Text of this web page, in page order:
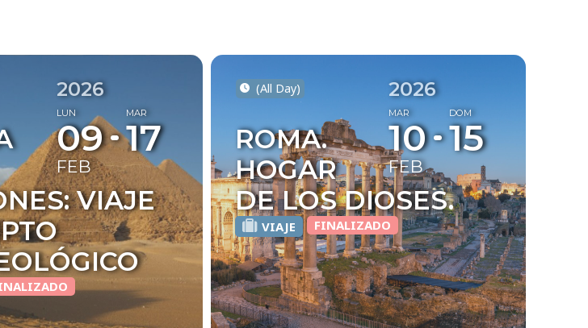
2026
LUN
09
FEB
MAR
17
VIAJE
2026
MAR
10
FEB
DOM
15
(All Day)
ROMA.
HOGAR
DE LOS DIOSES.
VIAJE FINALIZADO